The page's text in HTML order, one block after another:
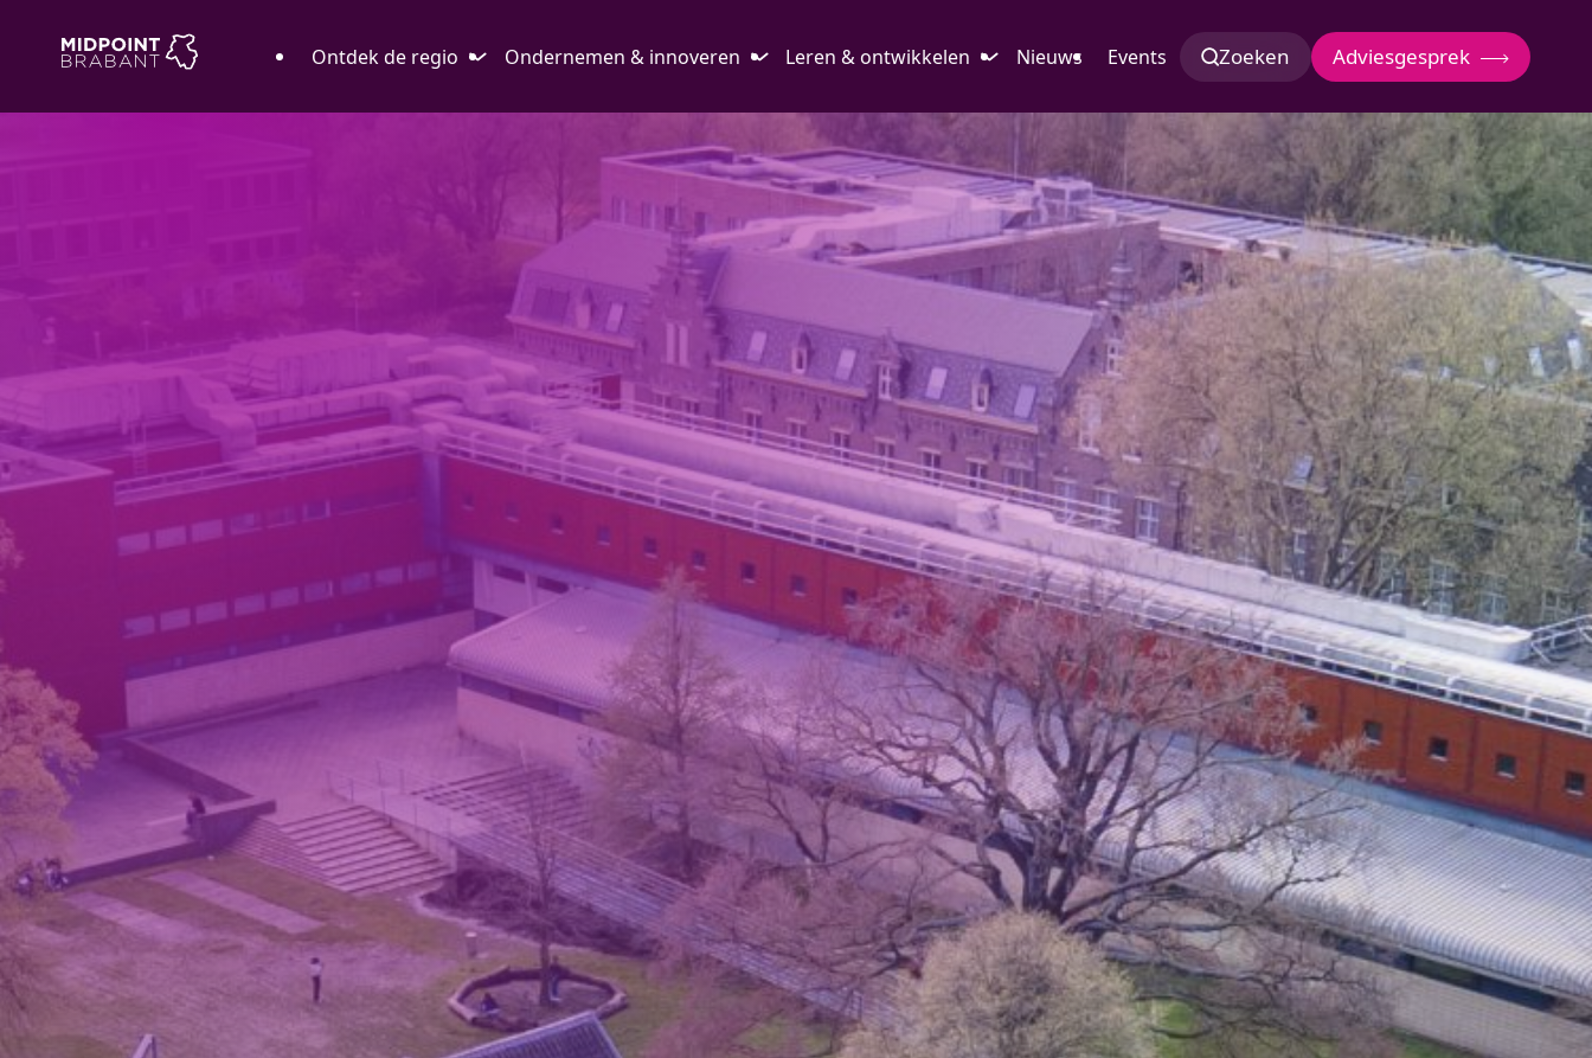
Ontdek de regio Ondernemen & innoveren Leren & ontwikkelen Nieuws Events Zoeken Adviesgesprek